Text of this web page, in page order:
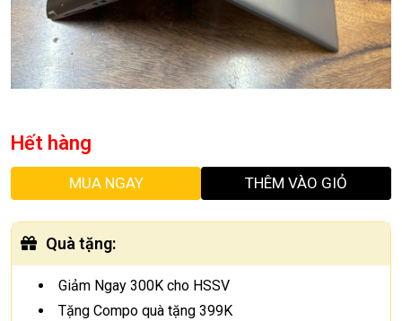
Hết hàng
MUA NGAY THÊM VÀO GIỎ
Quà tặng:
Giảm Ngay 300K cho HSSV
Tặng Compo quà tặng 399K